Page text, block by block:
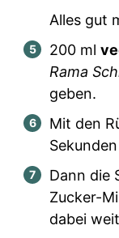
Alles gut
200 ml
Rama
geben.
Mit den
Dann die
Zucker-
dabei